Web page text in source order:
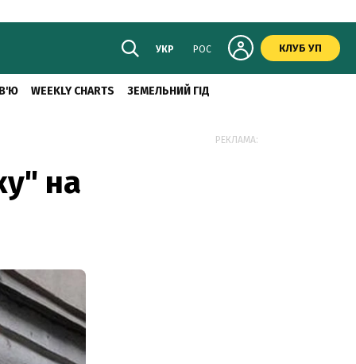
УКР РОС КЛУБ УП
WEEKLY CHARTS ЗЕМЕЛЬНИЙ ГІД
на
РЕКЛАМА: